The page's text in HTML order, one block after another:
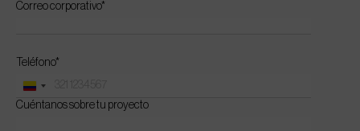
Correo corporativo*
Teléfono*
Colombia
+57
Cuéntanos sobre tu proyecto